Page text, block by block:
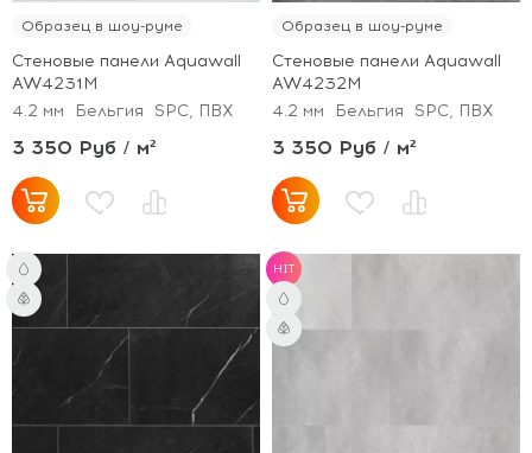
Образец в шоу-руме
Стеновые панели Aquawall
AW4231M
4.2 мм
Бельгия SPC, ПВХ
3 350 Руб / м²
Образец в шоу-руме
Стеновые панели Aquawall
AW4232M
4.2 мм
Бельгия SPC, ПВХ
3 350 Руб / м²
HIT